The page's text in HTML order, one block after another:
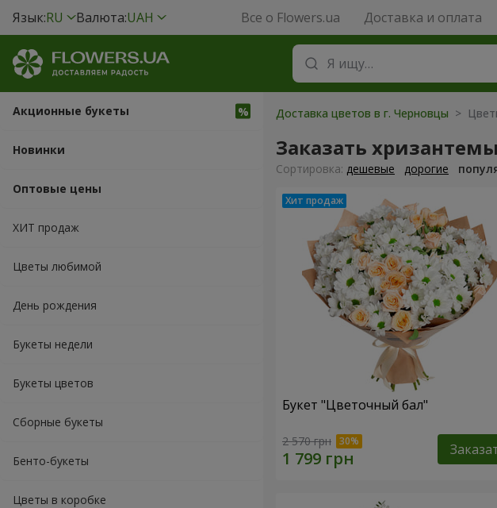
Язык:RU Валюта:UAH Все о Flowers.ua Доставка и оплата
Акционные букеты
Новинки
Оптовые цены
ХИТ продаж
Цветы любимой
День рождения
Букеты недели
Букеты цветов
Сборные букеты
Бенто-букеты
Цветы в коробке
Доставка цветов в г. Черновцы >
Заказать хризантемы
Cортировка: дешевые дорогие
Букет "Цветочный бал"
2 570 грн